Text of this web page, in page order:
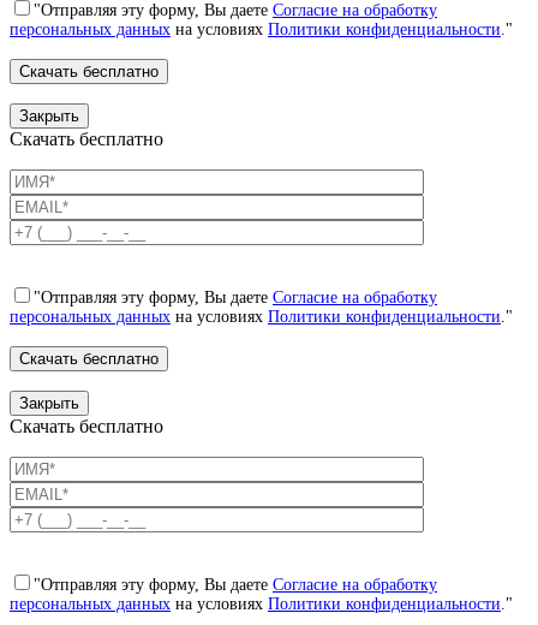
"Отправляя эту форму, Вы даете Согласие на обработку
персональных данных на условиях Политики конфиденциальности."
Закрыть
Скачать бесплатно
"Отправляя эту форму, Вы даете Согласие на обработку
персональных данных на условиях Политики конфиденциальности."
Закрыть
Скачать бесплатно
"Отправляя эту форму, Вы даете Согласие на обработку
персональных данных на условиях Политики конфиденциальности."